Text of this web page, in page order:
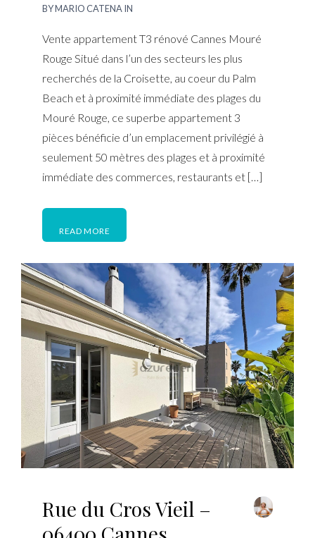
BYMARIO CATENA IN
Vente appartement T3 rénové Cannes Mouré
Rouge Situé dans l’un des secteurs les plus
recherchés de la Croisette, au coeur du Palm
Beach et à proximité immédiate des plages du
Mouré Rouge, ce superbe appartement 3
pièces bénéficie d’un emplacement privilégié à
seulement 50 mètres des plages et à proximité
immédiate des commerces, restaurants et […]
READ MORE
Rue du Cros Vieil –